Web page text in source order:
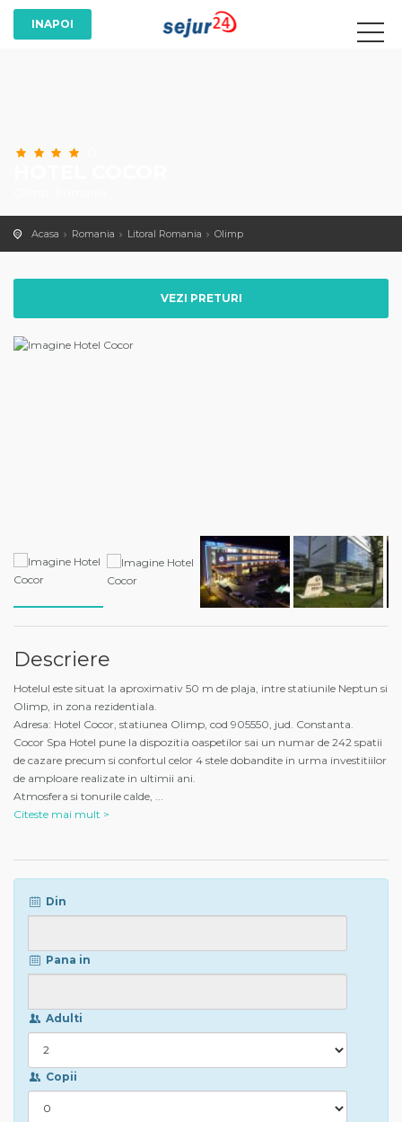
Acasa Romania Litoral Romania Olimp
VEZI PRETURI
Descriere
Hotelul este situat la aproximativ 50 m de plaja, intre statiunile Neptun si
Olimp, in zona rezidentiala.
Adresa: Hotel Cocor, statiunea Olimp, cod 905550, jud. Constanta.
Cocor Spa Hotel pune la dispozitia oaspetilor sai un numar de 242 spatii
de cazare precum si confortul celor 4 stele dobandite in urma investitiilor
de amploare realizate in ultimii ani.
Atmosfera si tonurile calde,
Citeste mai mult >
Din
Pana in
Adulti
Copii